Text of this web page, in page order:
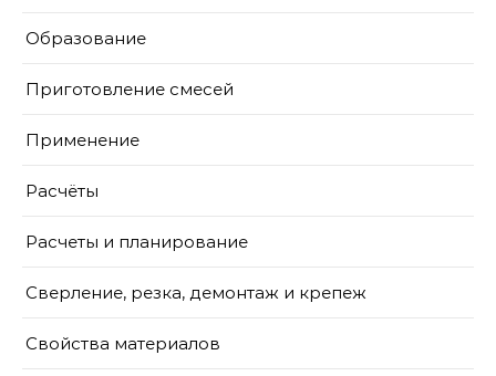
Образование
Приготовление смесей
Применение
Расчёты
Расчеты и планирование
Сверление, резка, демонтаж и крепеж
Свойства материалов